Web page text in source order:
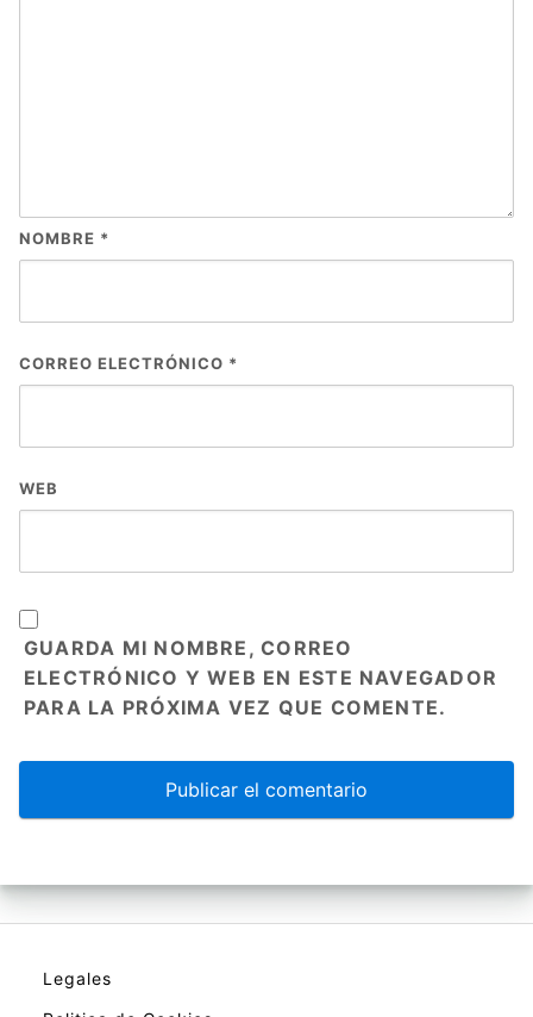
NOMBRE *
CORREO ELECTRÓNICO *
WEB
GUARDA MI NOMBRE, CORREO
ELECTRÓNICO Y WEB EN ESTE NAVEGADOR
PARA LA PRÓXIMA VEZ QUE COMENTE.
Legales